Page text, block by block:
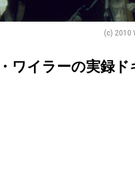
(c) 2010
ワイラーの実録